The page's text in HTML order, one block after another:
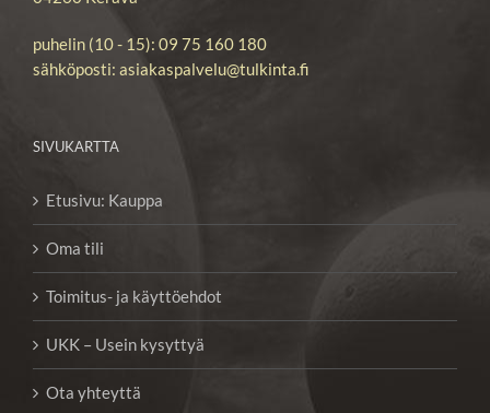
puhelin (10 - 15): 09 75 160 180
sähköposti: asiakaspalvelu@tulkinta.fi
SIVUKARTTA
Etusivu: Kauppa
Oma tili
Toimitus- ja käyttöehdot
UKK – Usein kysyttyä
Ota yhteyttä